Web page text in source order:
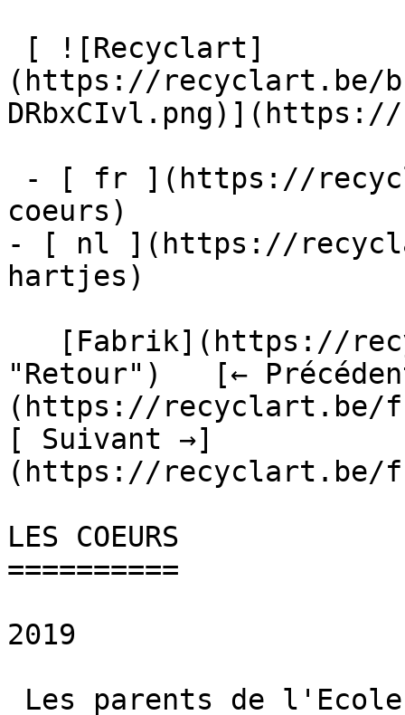
(https://recyclart.be/
coeurs)
- [ nl ](https://
hartjes)
"Retour")   [←
(https://recyclart.be/fr/
[ Suivant →]
(https://recyclart.be/
LES COEURS
==========
2019